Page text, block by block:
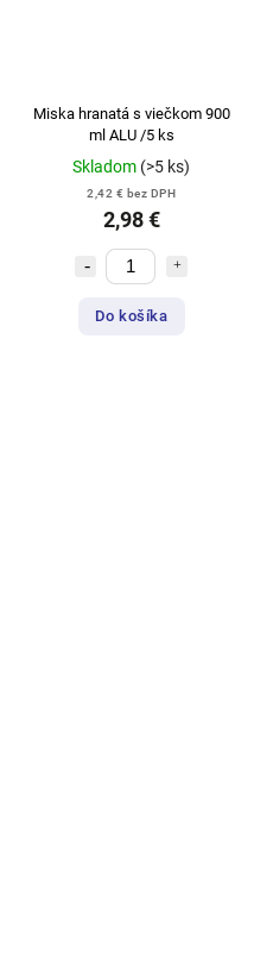
Miska hranatá s viečkom 900
ml ALU /5 ks
Skladom (>5 ks)
2,42 € bez DPH
2,98 €
Do košíka